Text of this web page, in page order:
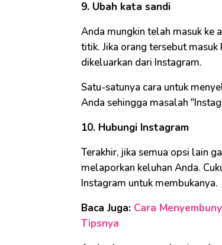
9. Ubah kata sandi
Anda mungkin telah masuk ke
titik. Jika orang tersebut
dikeluarkan dari Instagram.
Satu-satunya cara untuk
Anda sehingga masalah
10. Hubungi Instagram
Terakhir, jika semua opsi lain
melaporkan keluhan Anda.
Instagram untuk membukanya.
Baca Juga: Cara
Tipsnya